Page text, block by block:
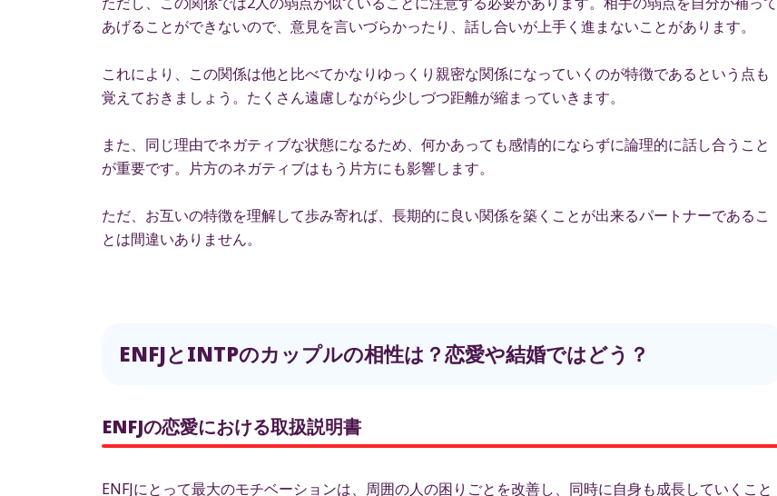
あげることができないので、意見を言いづらかったり、話し合いが上手く進まないことがあります。
これにより、この関係は他と比べてかなりゆっくり親密な関係になっていくのが特徴であるという点も
覚えておきましょう。たくさん遠慮しながら少しづつ距離が縮まっていきます。
また、同じ理由でネガティブな状態になるため、何かあっても感情的にならずに論理的に話し合うこと
が重要です。片方のネガティブはもう片方にも影響します。
ただ、お互いの特徴を理解して歩み寄れば、長期的に良い関係を築くことが出来るパートナーであるこ
とは間違いありません。
ENFJとINTPのカップルの相性は？恋愛や結婚ではどう？
ENFJの恋愛における取扱説明書
ENFJにとって最大のモチベーションは、周囲の人の困りごとを改善し、同時に自身も成長していくこと